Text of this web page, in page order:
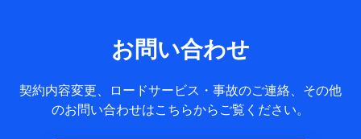
サービス提供等を通じて取得した、以下の情報などの個人デ
基本情報
氏名、電話番号、メールアドレス、お客さまの識別子、
属性、連絡先、dポイントサービスのご利用に関する情
お問い合わせ
契約内容変更、ロードサービス・事故のご連絡、その他
のお問い合わせはこちらからご覧ください。